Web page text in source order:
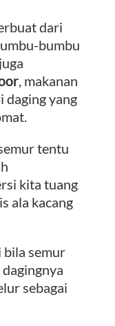
dari
bumbu
, makanan
daging yang
tentu
kita tuang
ala kacang
bila semur
sebagai